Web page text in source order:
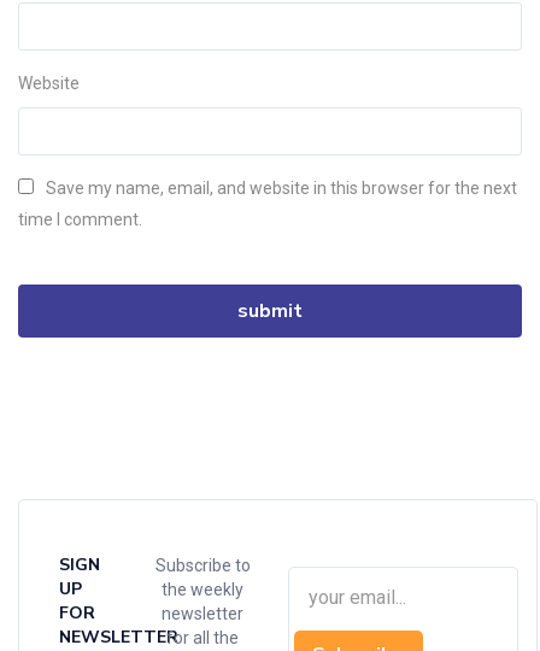
Website
Save my name, email, and website in this browser for the next
time I comment.
SIGN
UP
FOR
NEWSLETTER
Subscribe to
the weekly
newsletter
for all the